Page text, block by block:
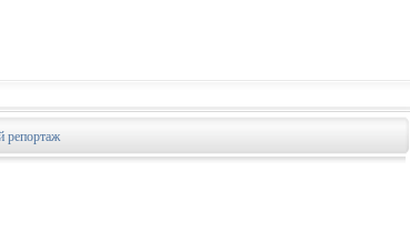
репортаж